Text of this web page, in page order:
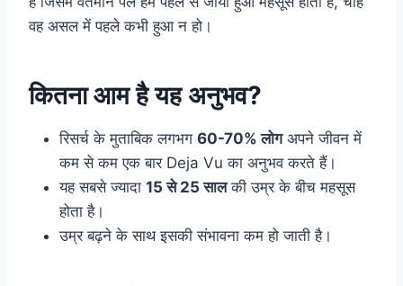
वह असल में पहले कभी हुआ न हो।
कितना आम है यह अनुभव?
रिसर्च के मुताबिक लगभग 60-70% लोगअपने जीवन में
कम से कम एक बार Deja Vu का अनुभव करते हैं।
यह सबसे ज्यादा 15 से 25 सालकी उम्र के बीच महसूस
होता है।
उम्र बढ़ने के साथ इसकी संभावना कम हो जाती है।